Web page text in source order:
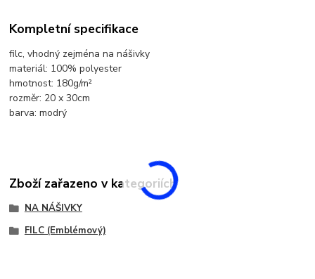
Kompletní specifikace
filc, vhodný zejména na nášivky
materiál: 100% polyester
hmotnost: 180g/m²
rozměr: 20 x 30cm
barva: modrý
Zboží zařazeno v kategoriích
NA NÁŠIVKY
FILC (Emblémový)